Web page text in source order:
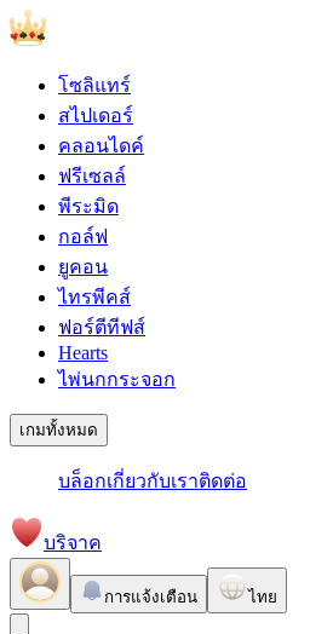
โซลิแทร์
สไปเดอร์
คลอนไดค์
ฟรีเซลล์
พีระมิด
กอล์ฟ
ยูคอน
ไทรพีคส์
ฟอร์ตีทีฟส์
Hearts
ไพ่นกกระจอก
เกมทั้งหมด
บล็อกเกี่ยวกับเราติดต่อ
บริจาค
การแจ้งเตือน ไทย